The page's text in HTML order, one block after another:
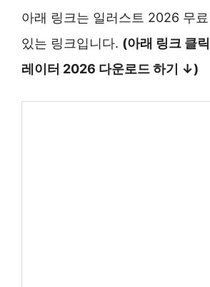
아래 링크는 일러스트 2026 무
있는 링크입니다. (아래 링크 클
레이터 2026 다운로드 하기 ↓)